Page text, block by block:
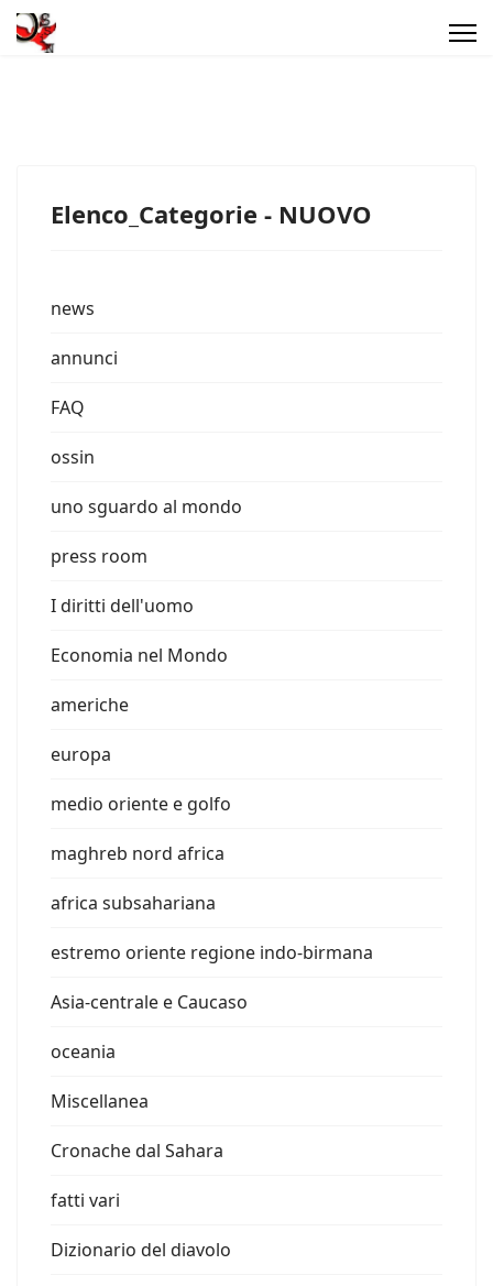
Elenco_Categorie - NUOVO
news
annunci
FAQ
ossin
uno sguardo al mondo
press room
I diritti dell'uomo
Economia nel Mondo
americhe
europa
medio oriente e golfo
maghreb nord africa
africa subsahariana
estremo oriente regione indo-birmana
Asia-centrale e Caucaso
oceania
Miscellanea
Cronache dal Sahara
fatti vari
Dizionario del diavolo